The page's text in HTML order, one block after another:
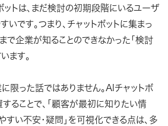
ットは、まだ検討の初期段階にいるユーザ
いです。つまり、チャットボットに集まっ
で企業が知ることのできなかった「検討
ます。
限った話ではありません。AIチャットボ
ることで、「顧客が最初に知りたい情
すい不安・疑問」を可視化できる点は、多